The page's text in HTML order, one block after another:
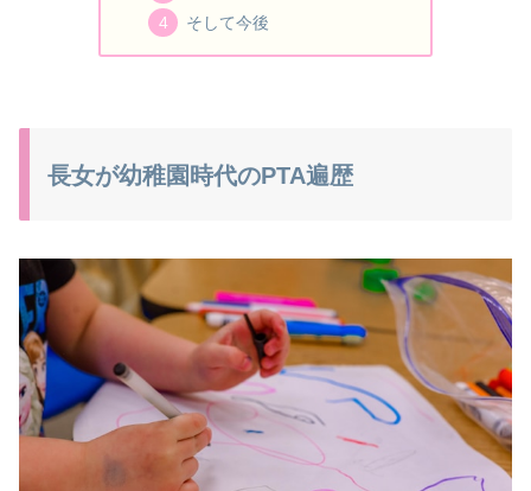
そして今後
長女が幼稚園時代のPTA遍歴